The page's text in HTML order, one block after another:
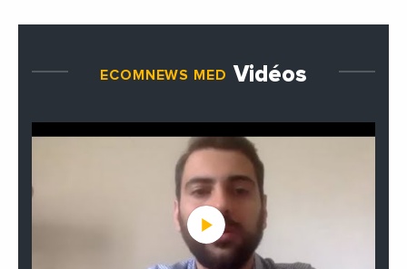
ECOMNEWS MED Vidéos